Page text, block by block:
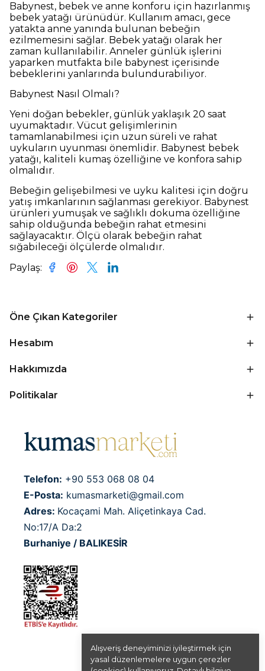
Alışveriş deneyiminizi iyileştirmek için
yasal düzenlemelere uygun çerezler
Babynest, bebek ve anne konforu için hazırlanmış
bebek yatağı ürünüdür. Kullanım amacı, gece
yatakta anne yanında bulunan bebeğin
ezilmemesini sağlar. Bebek yatağı olarak her
zaman kullanılabilir. Anneler günlük işlerini
yaparken mutfakta bile babynest içerisinde
bebeklerini yanlarında bulundurabiliyor.
Babynest Nasıl Olmalı?
Yeni doğan bebekler, günlük yaklaşık 20 saat
uyumaktadır. Vücut gelişimlerinin
tamamlanabilmesi için uzun süreli ve rahat
uykuların uyunması önemlidir. Babynest bebek
yatağı, kaliteli kumaş özelliğine ve konfora sahip
olmalıdır.
Bebeğin gelişebilmesi ve uyku kalitesi için doğru
yatış imkanlarının sağlanması gerekiyor. Babynest
ürünleri yumuşak ve sağlıklı dokuma özelliğine
sahip olduğunda bebeğin rahat etmesini
sağlayacaktır. Ölçü olarak bebeğin rahat
sığabileceği ölçülerde olmalıdır.
Paylaş:
Öne Çıkan Kategoriler
Hesabım
Hakkımızda
Politikalar
Telefon: +90 553 068 08 04
E-Posta: kumasmarketi@gmail.com
Adres: Kocaçami Mah. Aliçetinkaya Cad.
No:17/A Da:2
Burhaniye / BALIKESİR